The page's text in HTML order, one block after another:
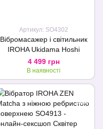
Артикул: SO4302
Вібромасажер і світильник
IROHA Ukidama Hoshi
4 499 грн
В наявності